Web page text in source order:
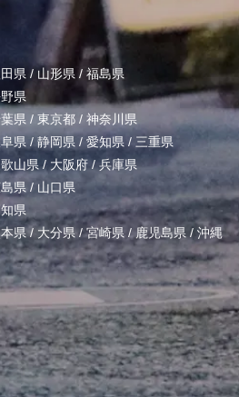
県 / 山形県/ 福島県
県
県 / 東京都 / 神奈川県
県 / 静岡県 / 愛知県 / 三重県
山県/ 大阪府 /兵庫県
県 / 山口県
県
県/ 大分県/宮崎県 /鹿児島県 / 沖縄